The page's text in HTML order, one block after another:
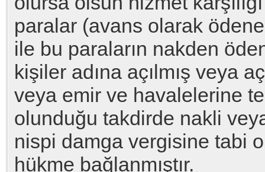
paralar (avans olarak
ile bu paraların nakden
kişiler adına açılmış veya
veya emir ve havalelerine
olunduğu takdirde nakli
nispi damga vergisine tabi
hükme bağlanmıştır.